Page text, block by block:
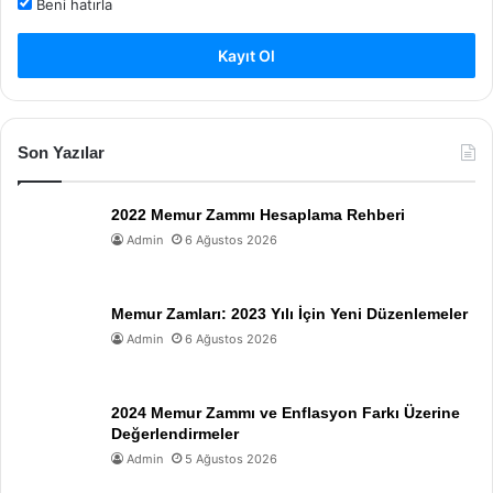
Beni hatırla
Kayıt Ol
Son Yazılar
2022 Memur Zammı Hesaplama Rehberi
Admin 6 Ağustos 2026
Memur Zamları: 2023 Yılı İçin Yeni Düzenlemeler
Admin 6 Ağustos 2026
2024 Memur Zammı ve Enflasyon Farkı Üzerine
Değerlendirmeler
Admin 5 Ağustos 2026